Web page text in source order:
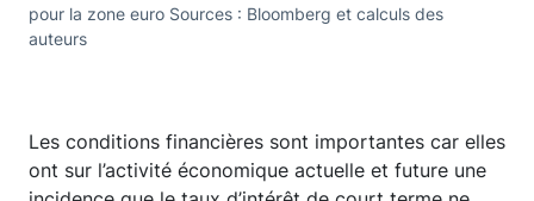
pour la zone euro Sources : Bloomberg et calculs des
auteurs
Les conditions financières sont importantes car elles
ont sur l’activité économique actuelle et future une